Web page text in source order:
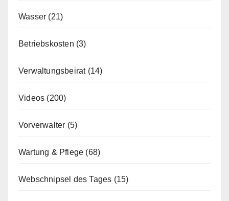
Wasser (21)
Betriebskosten (3)
Verwaltungsbeirat(14)
Videos (200)
Vorverwalter (5)
Wartung & Pflege (68)
Webschnipsel des Tages (15)